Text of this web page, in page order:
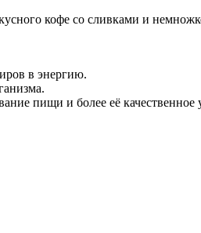
кофе со сливками и
в энергию.
пищи и более её